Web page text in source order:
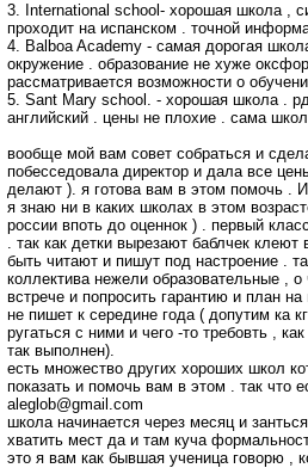
3. International school- хорошая школа ,
проходит на испанском . точной
4. Balboa Academy - самая дорогая
окружение . образование не хуже
рассматривается возможности о
5. Sant Mary school. - хорошая школа .
английский . цены не плохие . сама
вообще мой вам совет собраться и
побесседовала директор и дала все
делают ). я готова вам в этом помочь .
я знаю ни в каких школах в этом
россии впоть до оценнок ) . первый
. так как детки вырезают баблчек
быть читают и пишут под настроение .
коллектива нежели образовательные ,
встрече и попросить гарантию и план
не пишет к середине года ( допутим ка
ругаться с ними и чего -то требовть ,
так выполнен).
есть множество других хороших школ
показать и помочь вам в этом . так что
aleglob@gmail.com
школа начинается через месяц и
хватить мест да и там куча
это я вам как бывшая ученица говорю ,